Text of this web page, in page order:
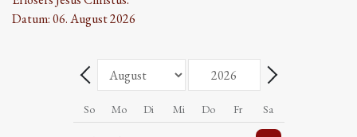
Datum:06. August 2026
Zurück - Monat
Monat
Weiter - Monat
So Mo Di Mi Do Fr Sa